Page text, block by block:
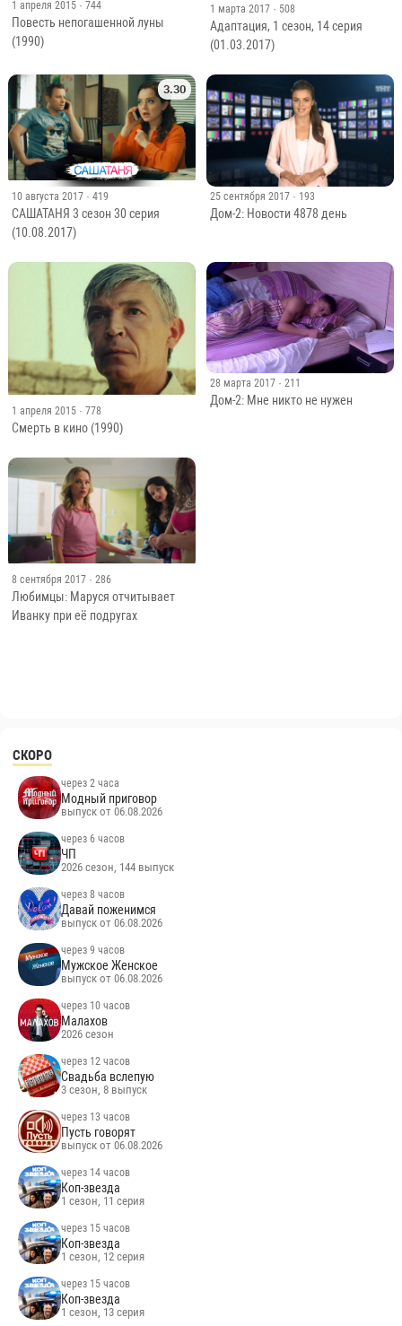
1 апреля 2015 · 744
Повесть непогашенной луны
(1990)
1 марта 2017 · 508
Адаптация, 1 сезон, 14 серия
(01.03.2017)
3.30
10 августа 2017 · 419
САШАТАНЯ 3 сезон 30 серия
(10.08.2017)
25 сентября 2017 · 193
Дом-2: Новости 4878 день
1 апреля 2015 · 778
Смерть в кино (1990)
28 марта 2017 · 211
Дом-2: Мне никто не нужен
8 сентября 2017 · 286
Любимцы: Маруся отчитывает
Иванку при её подругах
СКОРО
через 2 часа
Модный приговор
выпуск от 06.08.2026
через 6 часов
ЧП
2026 сезон, 144 выпуск
через 8 часов
Давай поженимся
выпуск от 06.08.2026
через 9 часов
Мужское Женское
выпуск от 06.08.2026
через 10 часов
Малахов
2026 сезон
через 12 часов
Свадьба вслепую
3 сезон, 8 выпуск
через 13 часов
Пусть говорят
выпуск от 06.08.2026
через 14 часов
Коп-звезда
1 сезон, 11 серия
через 15 часов
Коп-звезда
1 сезон, 12 серия
через 15 часов
Коп-звезда
1 сезон, 13 серия